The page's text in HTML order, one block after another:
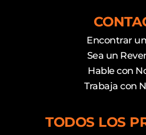
Encontrar
Sea un
Hable con
Trabaja con
TODOS LOS